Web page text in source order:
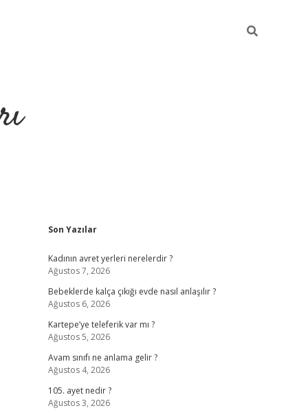
Sidebar
Son Yazılar
Kadının avret yerleri nerelerdir ?
Ağustos 7, 2026
Bebeklerde kalça çıkığı evde nasıl anlaşılır ?
Ağustos 6, 2026
Kartepe’ye teleferik var mı ?
Ağustos 5, 2026
Avam sınıfı ne anlama gelir ?
Ağustos 4, 2026
105. ayet nedir ?
Ağustos 3, 2026